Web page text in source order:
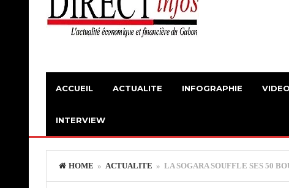
ACCUEIL ACTUALITE INFOGRAPHIE VIDEO
INTERVIEW
HOME » ACTUALITE » LA SOGARA SOUFFLE SES 50